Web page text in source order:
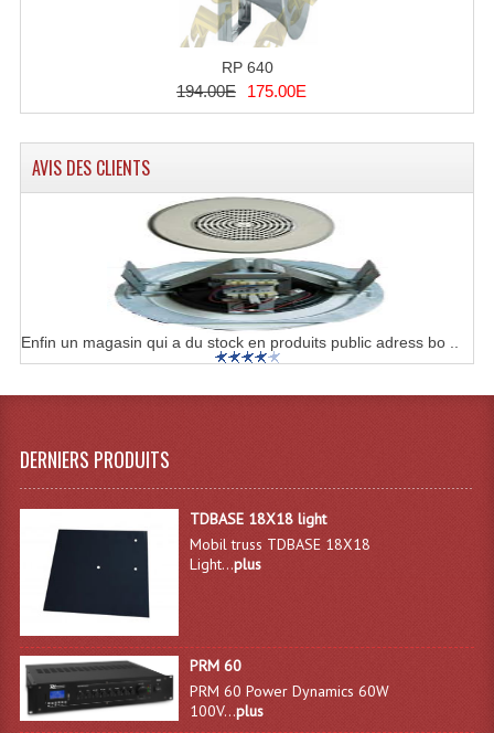
Tour De Travail Et Échafaudage
Flight Case Plasma Et Écran LCD
Flight Case Régie
Flight Cases Platine Disque. Lecteurs CD
Flight Malettes Consoles T. Mixages
Flight-Case CDs Et Disques Vinyls
Flight-Case Pour Contrôleur DJ
Rack 19" PRO Betonex
Rack 19" Standard Betonex
Sacs & Housses De Transport
Valises Pour Clavier
RP 640
194.00E 175.00E
AVIS DES CLIENTS
Enfin un magasin qui a du stock en produits public adress bo ..
DERNIERS PRODUITS
TDBASE 18X18 light
Mobil truss TDBASE 18X18
Light...plus
PRM 60
PRM 60 Power Dynamics 60W
100V...plus